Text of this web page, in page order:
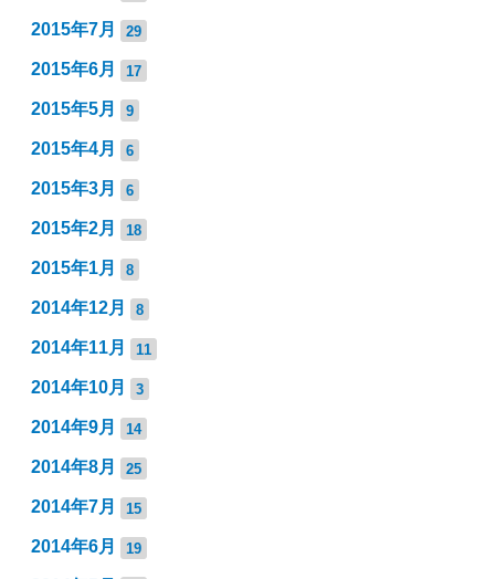
2015年7月 29
2015年6月 17
2015年5月 9
2015年4月 6
2015年3月 6
2015年2月 18
2015年1月 8
2014年12月 8
2014年11月 11
2014年10月 3
2014年9月 14
2014年8月 25
2014年7月 15
2014年6月 19